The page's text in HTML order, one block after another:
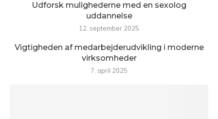
Udforsk mulighederne med en sexolog
uddannelse
12. september 2025
Vigtigheden af medarbejderudvikling i moderne
virksomheder
7. april 2025